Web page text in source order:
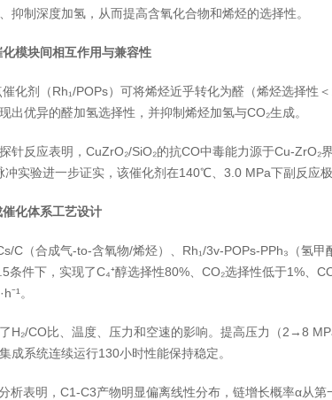
抑制深度加氢，从而提高含氧化合物和烯烃的选择性。
化模块间相互作用与兼容性
化剂（Rh₁/POPs）可将烯烃近乎转化为醛（烯烃选择性
出优异的醛加氢选择性，并抑制烯烃加氢与CO₂生成。
针反应表明，CuZrO₂/SiO₂的抗CO中毒能力源于Cu-
冲实验进一步证实，该催化剂在140℃、3.0 MPa下副反应
催化体系工艺设计
C（合成气-to-含氧物/烯烃）、Rh₁/3v-POPs-PPh₃（氢
条件下，实现了C₄⁺醇选择性80%、CO₂选择性低于1%、
。
H₂/CO比、温度、压力和空速的影响。提高压力（2→8
成系统连续运行130小时性能保持稳定。
析表明，C1-C3产物明显偏离线性分布，链增长概率α从